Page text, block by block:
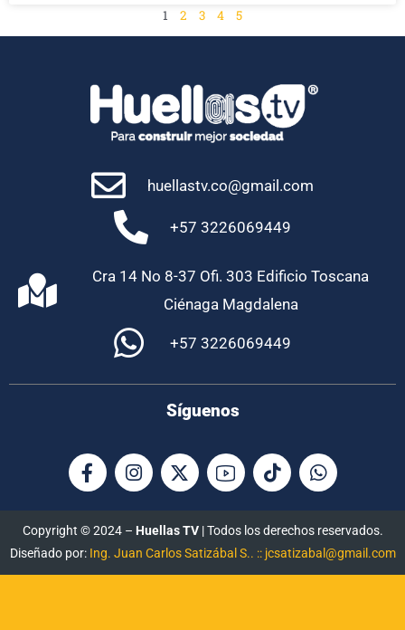
1 2 3 4 5
huellastv.co@gmail.com
+57 3226069449
Cra 14 No 8-37 Ofi. 303 Edificio Toscana
Ciénaga Magdalena
+57 3226069449
Síguenos
Copyright © 2024 – Huellas TV| Todos los derechos reservados.
Diseñado por: Ing. Juan Carlos Satizábal S.. :: jcsatizabal@gmail.com